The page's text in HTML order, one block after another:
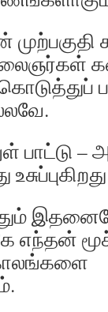
பாட்டு
எந்தன்